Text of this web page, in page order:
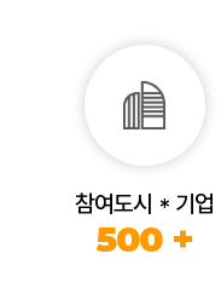
참여도시 * 기업
500 +